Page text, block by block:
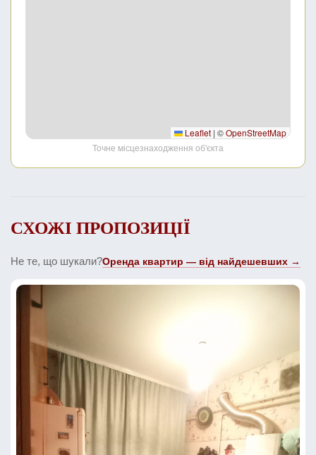
Leaflet | ©OpenStreetMap
Точне місцезнаходження об'єкта
СХОЖІ ПРОПОЗИЦІЇ
Не те, що шукали?Оренда квартир — від найдешевших →